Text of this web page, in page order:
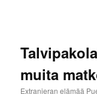
muita
Extranjeran elämää